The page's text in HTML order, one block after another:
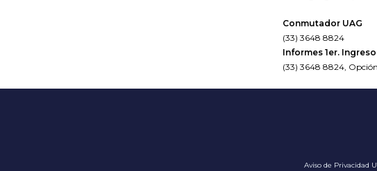
Conmutador UAG
(33) 3648 8824
Informes 1er. Ingreso
(33) 3648 8824, Opción
Aviso de Privacidad